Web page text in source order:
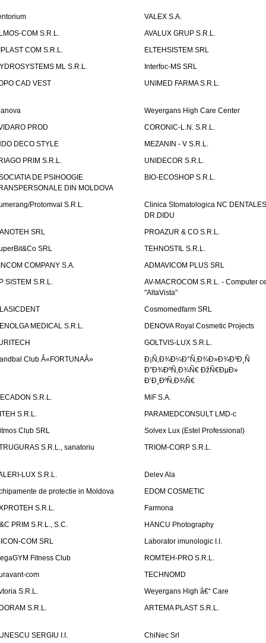
VALEX S.A.
COM S.R.L.
AVALUX GRUP S.R.L.
COM S.R.L.
ELTEHSISTEM SRL
ML S.R.L.
Interfoc-MS SRL
CAD VEST
UNIMED FARMA S.R.L.
Weyergans High Care Center
PROD
CORONIC-L.N. S.R.L.
DECO STYLE
MEZANIN - V S.R.L.
PRIM S.R.L.
UNIDECOR S.R.L.
DE PSIHOOGIE
DIN MOLDOVA
BIO-ECOSHOP S.R.L.
Protomval S.R.L.
Clinica Stomatologica NC DENTALES
DR.DIDU
SRL
PROAZUR & CO S.R.L.
SRL
TEHNOSTIL S.R.L.
COMPANY S.A.
ADMAVICOM PLUS SRL
SISTEM S.R.L.
AV-MACROCOM S.R.L. - Computer
"AltaVista"
Cosmomedfarm SRL
MEDICAL S.R.L.
DENOVA Royal Cosmetic Projects
GOLTVIS-LUX S.R.L.
Club Â«FORTUNAÂ»
Ð¡Ñ‚Ð¾Ð¼Ð°Ñ‚Ð¾Ð»Ð¾Ð³Ð¸Ñ
Ð”Ð¾ÐºÑ‚Ð¾Ñ€ ÐžÑ€ÐµÐ»
Ð’Ð¸ÐºÑ‚Ð¾Ñ€
S.R.L.
MiF S.A.
S.R.L.
PARAMEDCONSULT LMD-c
Club SRL
Solvex Lux (Estel Professional)
S.R.L., sanatoriu
TRIOM-CORP S.R.L.
LUX S.R.L.
Delev Ala
de protectie in Moldova
EDOM COSMETIC
S.R.L.
Farmona
PRIM S.R.L., S.C.
HANCU Photography
COM SRL
Laborator imunologic I.I.
Fitness Club
ROMTEH-PRO S.R.L.
com
TECHNOMD
S.R.L.
Weyergans High â€“ Care
S.R.L.
ARTEMA PLAST S.R.L.
SERGIU I.I.
ChiNec Srl